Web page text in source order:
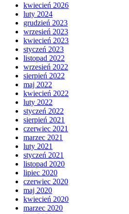
kwiecień 2026
luty 2024
grudzień 2023
wrzesień 2023
kwiecień 2023
styczeń 2023
listopad 2022
wrzesień 2022
sierpień 2022
maj 2022
kwiecień 2022
luty 2022
styczeń 2022
sierpień 2021
czerwiec 2021
marzec 2021
luty 2021
styczeń 2021
listopad 2020
lipiec 2020
czerwiec 2020
maj 2020
kwiecień 2020
marzec 2020